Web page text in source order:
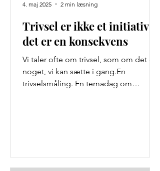
Trivsel er ikke et initiativ –
det er en konsekvens
Vi taler ofte om trivsel, som om det er
noget, vi kan sætte i gang.En
trivselsmåling. En temadag om
4. maj 2025 2 min læsning